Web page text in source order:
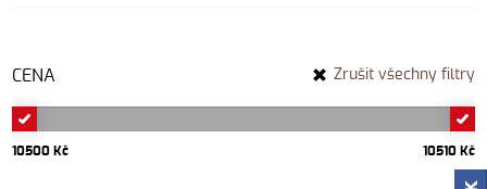
CENA
10500 Kč 10510 Kč
Zrušit všechny filtry